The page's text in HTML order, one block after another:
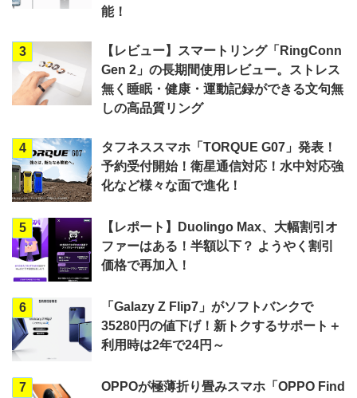
能！
3
【レビュー】スマートリング「RingConn
Gen 2」の長期間使用レビュー。ストレス
無く睡眠・健康・運動記録ができる文句無
しの高品質リング
4
タフネススマホ「TORQUE G07」発表！
予約受付開始！衛星通信対応！水中対応強
化など様々な面で進化！
5
【レポート】Duolingo Max、大幅割引オ
ファーはある！半額以下？ ようやく割引
価格で再加入！
6
「Galazy Z Flip7」がソフトバンクで
35280円の値下げ！新トクするサポート＋
利用時は2年で24円～
7
OPPOが極薄折り畳みスマホ「OPPO Find